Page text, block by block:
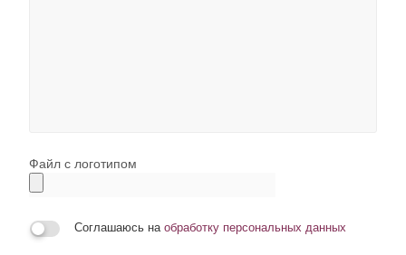
Файл с логотипом
Соглашаюсь на обработку персональных данных